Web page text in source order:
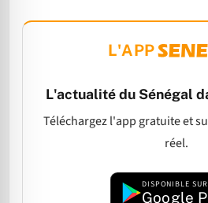
L'APP
L'actualité du Sénégal
Téléchargez l'app gratuite et
réel.
DISPONIBLE SUR
Google